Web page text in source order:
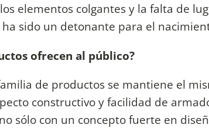
elementos colgantes y la falta de
sido un detonante para el
ofrecen al público?
de productos se mantiene el
constructivo y facilidad de
sólo con un concepto fuerte en